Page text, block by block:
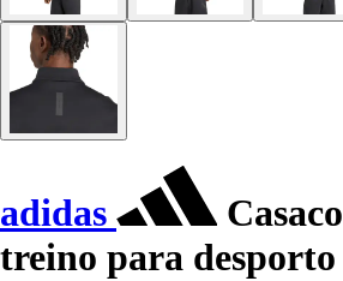
adidas
treino para